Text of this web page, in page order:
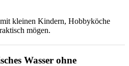
kleinen Kindern, Hobbyköche
mögen.
Wasser ohne